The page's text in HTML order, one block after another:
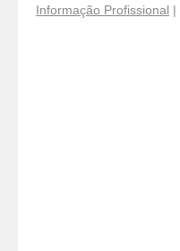
Informação Profissional |